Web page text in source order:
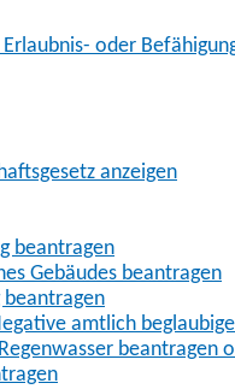
oder
anzeigen
beantragen
Gebäudes beantragen
beantragen
amtlich
beantragen